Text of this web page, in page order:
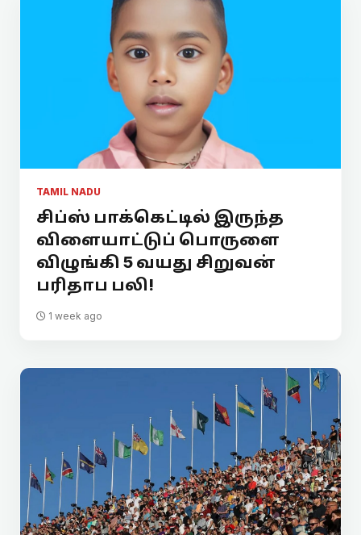
TAMIL NADU
சிப்ஸ் பாக்கெட்டில் இருந்த
விளையாட்டுப் பொருளை
விழுங்கி 5 வயது சிறுவன்
பரிதாப பலி!
1 week ago